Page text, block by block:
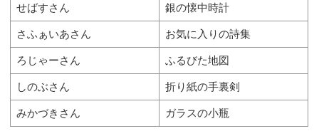
せばすさん 銀の懐中時計
さふぁいあさん お気に入りの詩集
ろじゃーさん ふるびた地図
しのぶさん 折り紙の手裏剣
みかづきさん ガラスの小瓶